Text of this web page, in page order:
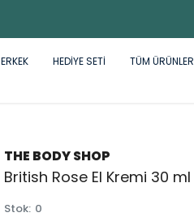
ERKEK HEDİYE SETİ
TÜM ÜRÜNLER
THE BODY SHOP
British Rose El Kremi 30 ml
Stok: 0